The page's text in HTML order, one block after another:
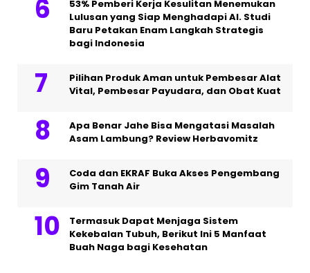
53% Pemberi Kerja Kesulitan Menemukan
Lulusan yang Siap Menghadapi AI. Studi
Baru Petakan Enam Langkah Strategis
bagi Indonesia
Pilihan Produk Aman untuk Pembesar Alat
Vital, Pembesar Payudara, dan Obat Kuat
Apa Benar Jahe Bisa Mengatasi Masalah
Asam Lambung? Review Herbavomitz
Coda dan EKRAF Buka Akses Pengembang
Gim Tanah Air
Termasuk Dapat Menjaga Sistem
Kekebalan Tubuh, Berikut Ini 5 Manfaat
Buah Naga bagi Kesehatan